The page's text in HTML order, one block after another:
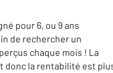
pour 6, ou 9 ans
de rechercher un
chaque mois ! La
donc la rentabilité est